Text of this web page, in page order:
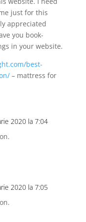
just for this
appreciated
you book-
in your website.
best-
– mattress for
2020 la 7:04
2020 la 7:05